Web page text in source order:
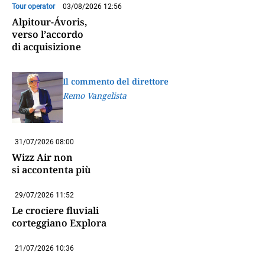
Tour operator 03/08/2026 12:56
Alpitour-Ávoris,
verso l’accordo
di acquisizione
Il commento del direttore
Remo Vangelista
31/07/2026 08:00
Wizz Air non
si accontenta più
29/07/2026 11:52
Le crociere fluviali
corteggiano Explora
21/07/2026 10:36